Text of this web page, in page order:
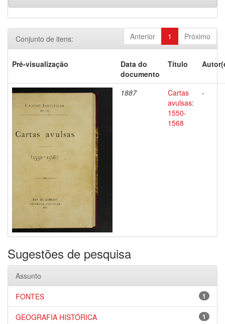
Anterior 1 Próximo
Conjunto de itens:
Pré-visualização
Data do
documento
Título
1887
Cartas
avulsas:
1550-
1568
-
Sugestões de pesquisa
Assunto
1
FONTES
1
GEOGRAFIA HISTÓRICA